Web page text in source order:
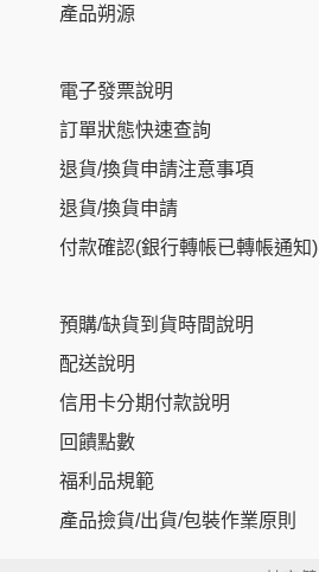
產品朔源
電子發票說明
訂單狀態快速查詢
退貨/換貨申請注意事項
退貨/換貨申請
付款確認(銀行轉帳已轉帳通知)
預購/缺貨到貨時間說明
配送說明
信用卡分期付款說明
回饋點數
福利品規範
產品撿貨/出貨/包裝作業原則
Item added to cart.